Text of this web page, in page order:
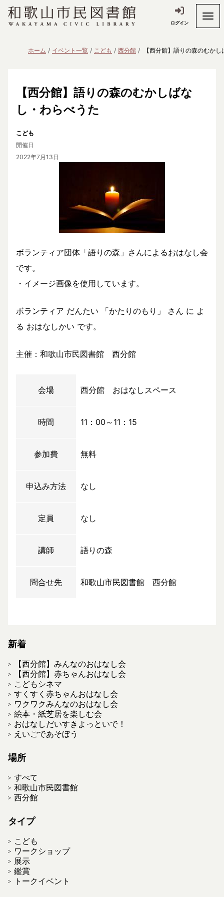
ログイン
ホーム イベント一覧 こども 西分館 【西分館】語りの森のむか
【西分館】語りの森のむかしばな
し・わらべうた
こども
開催日
2022年7月13日
ボランティア団体「語りの森」さんによるおはなし会
です。
・イメージ画像を使用しています。
ボランティア だんたい 「かたりのもり」 さん に よ
る おはなしかい です。
主催：和歌山市民図書館 西分館
会場 西分館 おはなしスペース
時間 11：00～11：15
参加費 無料
申込み方法 なし
定員 なし
講師 語りの森
問合せ先 和歌山市民図書館 西分館
新着
【西分館】みんなのおはなし会
【西分館】赤ちゃんおはなし会
こどもシネマ
すくすく赤ちゃんおはなし会
ワクワクみんなのおはなし会
絵本・紙芝居を楽しむ会
おはなしだいすきよっといで！
えいごであそぼう
場所
すべて
和歌山市民図書館
西分館
タイプ
こども
ワークショップ
展示
鑑賞
トークイベント